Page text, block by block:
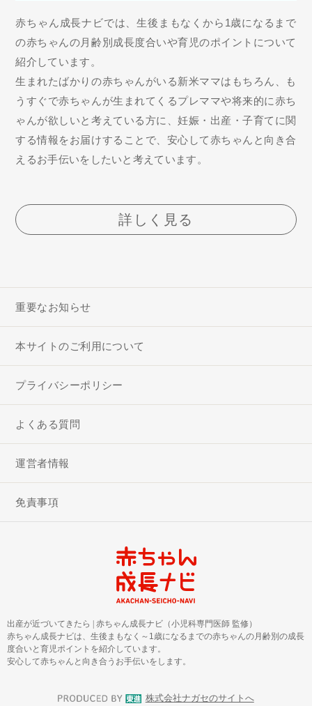
赤ちゃん成長ナビでは、生後まもなくから1歳になるまで
の赤ちゃんの月齢別成長度合いや育児のポイントについて
紹介しています。
生まれたばかりの赤ちゃんがいる新米ママはもちろん、も
うすぐで赤ちゃんが生まれてくるプレママや将来的に赤ち
ゃんが欲しいと考えている方に、妊娠・出産・子育てに関
する情報をお届けすることで、安心して赤ちゃんと向き合
えるお手伝いをしたいと考えています。
詳しく見る
重要なお知らせ
本サイトのご利用について
プライバシーポリシー
よくある質問
運営者情報
免責事項
出産が近づいてきたら | 赤ちゃん成長ナビ（小児科専門医師 監修）
赤ちゃん成長ナビは、生後まもなく～1歳になるまでの赤ちゃんの月齢別の成長
度合いと育児ポイントを紹介しています。
安心して赤ちゃんと向き合うお手伝いをします。
株式会社ナガセのサイトへ